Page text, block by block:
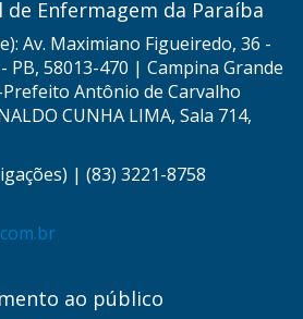
de Enfermagem da Paraíba
Av. Maximiano Figueiredo, 36 -
PB, 58013-470 | Campina Grande
Prefeito Antônio de Carvalho
CUNHA LIMA, Sala 714,
| (83) 3221-8758
ao público